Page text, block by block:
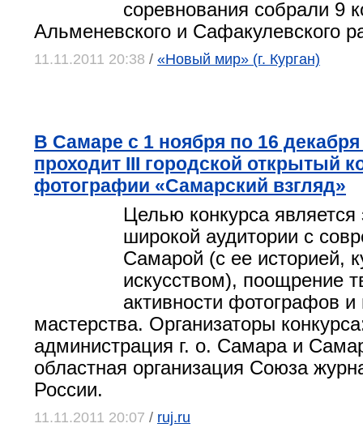
соревнования собрали 9
Альменевского и Сафакулевского
11.11.2011 20:38 / «Новый мир» (г. Курган)
В Самаре с 1 ноября по 16 декабря
проходит III городской открытый
фотографии «Самарский взгляд»
Целью конкурса является
широкой аудитории с
Самарой (с ее историей,
искусством), поощрение
активности фотографов
мастерства. Организаторы
администрация г. о. Самара и
областная организация Союза
России.
11.11.2011 20:07 / ruj.ru